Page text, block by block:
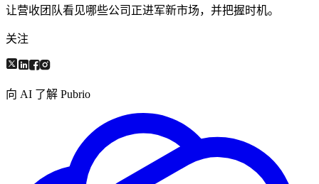
让营收团队看见哪些公司正进军新市场，并把握时机。
关注
向 AI 了解 Pubrio